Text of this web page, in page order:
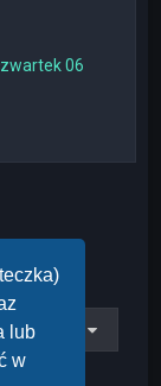
lub
w
06
do